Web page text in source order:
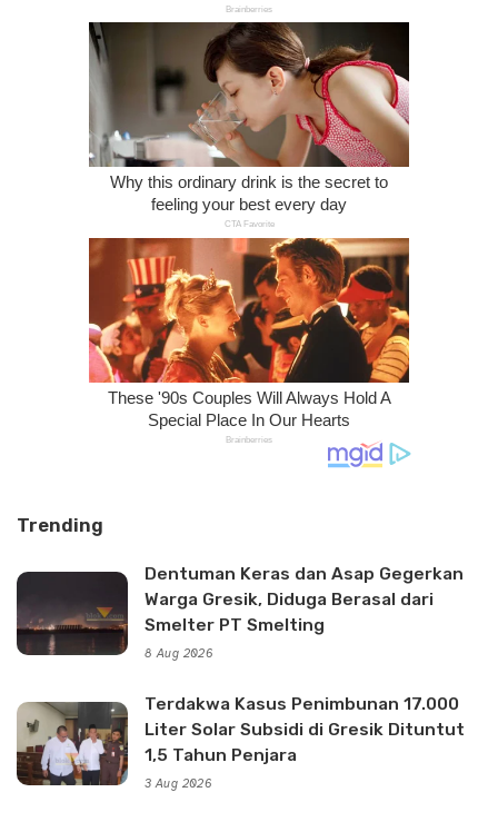
Trending
Dentuman Keras dan Asap Gegerkan
Warga Gresik, Diduga Berasal dari
Smelter PT Smelting
8 Aug 2026
Terdakwa Kasus Penimbunan 17.000
Liter Solar Subsidi di Gresik Dituntut
1,5 Tahun Penjara
3 Aug 2026